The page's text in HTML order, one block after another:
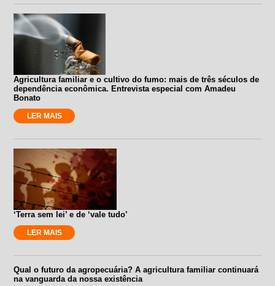
Agricultura familiar e o cultivo do fumo: mais de três séculos de
dependência econômica. Entrevista especial com Amadeu
Bonato
LER MAIS
‘Terra sem lei’ e de ‘vale tudo’
LER MAIS
Qual o futuro da agropecuária? A agricultura familiar continuará
na vanguarda da nossa existência